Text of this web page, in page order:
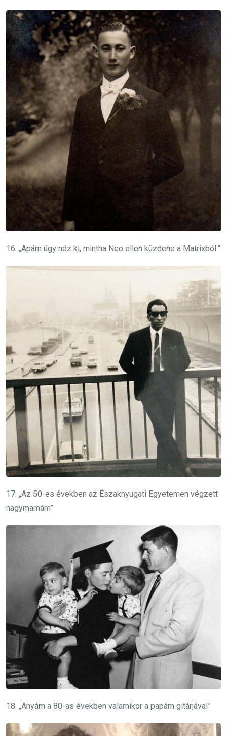
16. „Apám úgy néz ki, mintha Neo ellen küzdene a Matrixból.”
17. „Az 50-es években az Északnyugati Egyetemen végzett
nagymamám”
18. „Anyám a 80-as években valamikor a papám gitárjával”